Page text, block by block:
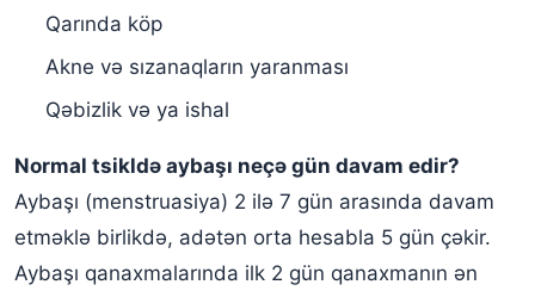
Qarında köp
Akne və sızanaqların yaranması
Qəbizlik və ya ishal
Normal tsikldə aybaşı neçə gün davam edir?
Aybaşı (menstruasiya) 2 ilə 7 gün arasında davam
etməklə birlikdə, adətən orta hesabla 5 gün çəkir.
Aybaşı qanaxmalarında ilk 2 gün qanaxmanın ən